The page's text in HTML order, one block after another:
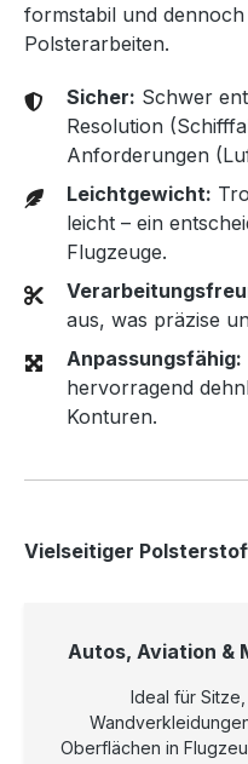
formstabil und
Polsterarbeiten.
Sicher: Schwer
Resolution
Anforderungen
Leichtgewicht:
leicht – ein
Flugzeuge.
aus, was präzise
Anpassungsfähig:
hervorragend
Konturen.
Vielseitiger
Autos, Aviation &
Ideal für Sitze,
Oberflächen in